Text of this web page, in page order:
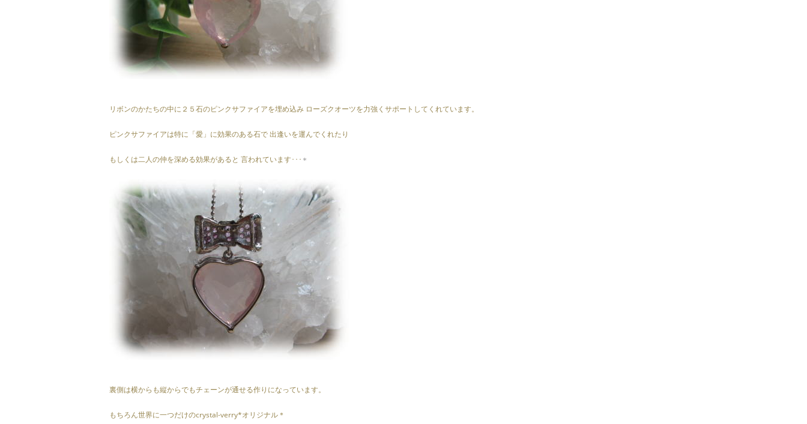
リボンのかたちの中に２５石のピンクサファイアを埋め込み ローズクオーツを力強くサポートしてくれています。
ピンクサファイアは特に「愛」に効果のある石で 出逢いを運んでくれたり
もしくは二人の仲を深める効果があると 言われています･･･
裏側は横からも縦からでもチェーンが通せる作りになっています。
もちろん世界に一つだけのcrystal-verry*オリジナル＊